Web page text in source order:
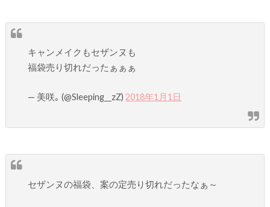
キャンメイクもセザンヌも
福袋売り切れだったぁぁぁ
— 美咲｡ (@Sleeping__zZ)2018年1月1日
セザンヌの福袋、案の定売り切れだったなぁ～